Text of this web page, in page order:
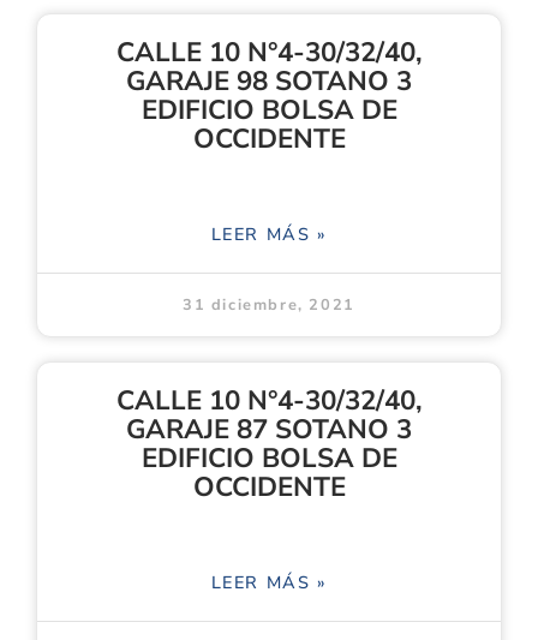
CALLE 10 N°4-30/32/40,
GARAJE 98 SOTANO 3
EDIFICIO BOLSA DE
OCCIDENTE
LEER MÁS »
31 diciembre, 2021
CALLE 10 N°4-30/32/40,
GARAJE 87 SOTANO 3
EDIFICIO BOLSA DE
OCCIDENTE
LEER MÁS »